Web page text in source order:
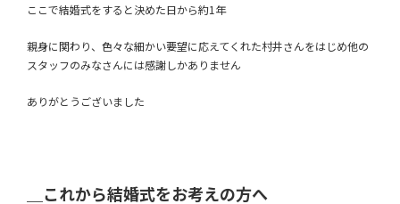
ここで結婚式をすると決めた日から約1年
親身に関わり、色々な細かい要望に応えてくれた村井さんをはじめ他の
スタッフのみなさんには感謝しかありません
ありがとうございました
＿これから結婚式をお考えの方へ